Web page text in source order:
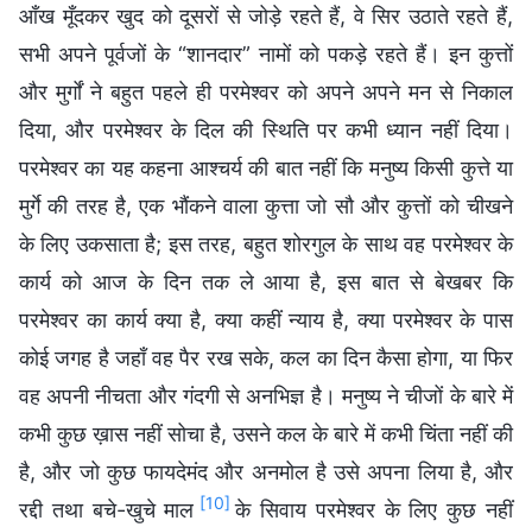
आँख मूँदकर खुद को दूसरों से जोड़े रहते हैं, वे सिर उठाते रहते हैं,
सभी अपने पूर्वजों के “शानदार” नामों को पकड़े रहते हैं। इन कुत्तों
और मुर्गों ने बहुत पहले ही परमेश्वर को अपने अपने मन से निकाल
दिया, और परमेश्वर के दिल की स्थिति पर कभी ध्यान नहीं दिया।
परमेश्वर का यह कहना आश्चर्य की बात नहीं कि मनुष्य किसी कुत्ते या
मुर्गे की तरह है, एक भौंकने वाला कुत्ता जो सौ और कुत्तों को चीखने
के लिए उकसाता है; इस तरह, बहुत शोरगुल के साथ वह परमेश्वर के
कार्य को आज के दिन तक ले आया है, इस बात से बेखबर कि
परमेश्वर का कार्य क्या है, क्या कहीं न्याय है, क्या परमेश्वर के पास
कोई जगह है जहाँ वह पैर रख सके, कल का दिन कैसा होगा, या फिर
वह अपनी नीचता और गंदगी से अनभिज्ञ है। मनुष्य ने चीजों के बारे में
कभी कुछ ख़ास नहीं सोचा है, उसने कल के बारे में कभी चिंता नहीं की
है, और जो कुछ फायदेमंद और अनमोल है उसे अपना लिया है, और
रद्दी तथा बचे-खुचे माल [10]के सिवाय परमेश्वर के लिए कुछ नहीं